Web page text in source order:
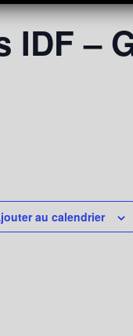
IDF –
au calendrier